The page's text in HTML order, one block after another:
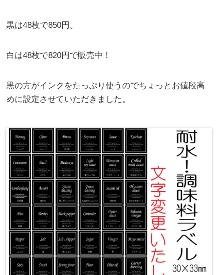
黒は48枚で850円。
白は48枚で820円で販売中！
黒の方がインクをたっぷり使うのでちょっとお値段高
めに設定させていただきました。